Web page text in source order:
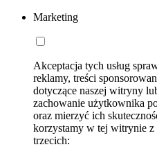
Marketing
Akceptacja tych usług
reklamy, treści
dotyczące naszej witryny
zachowanie użytkownika
oraz mierzyć ich
korzystamy w tej witrynie z
trzecich: